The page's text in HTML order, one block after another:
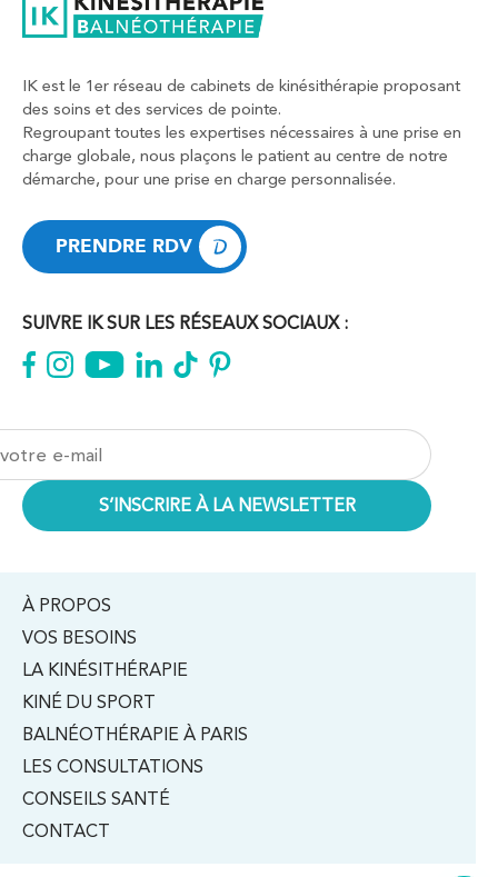
IK est le 1er réseau de cabinets de kinésithérapie proposant
des soins et des services de pointe.
Regroupant toutes les expertises nécessaires à une prise en
charge globale, nous plaçons le patient au centre de notre
démarche, pour une prise en charge personnalisée.
PRENDRE RDV
SUIVRE IK SUR LES RÉSEAUX SOCIAUX :
À PROPOS
VOS BESOINS
LA KINÉSITHÉRAPIE
KINÉ DU SPORT
BALNÉOTHÉRAPIE À PARIS
LES CONSULTATIONS
CONSEILS SANTÉ
CONTACT